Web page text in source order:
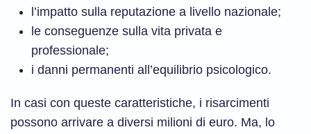
l’impatto sulla reputazione a livello nazionale;
le conseguenze sulla vita privata e
professionale;
i danni permanenti all’equilibrio psicologico.
In casi con queste caratteristiche, i risarcimenti
possono arrivare a diversi milioni di euro. Ma, lo